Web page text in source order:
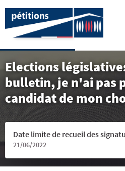
Elections
bulletin, je n'ai pas
candidat de mon
Date limite de recueil des
21/06/2022